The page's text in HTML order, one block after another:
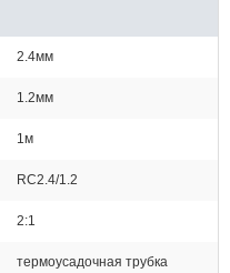
2.4мм
1.2мм
1м
RC2.4/1.2
2:1
термоусадочная трубка